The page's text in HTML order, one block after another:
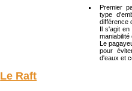
Premier
type
différence
Il s'agit
maniabilité
Le
pour
d'eaux et
Le Raft